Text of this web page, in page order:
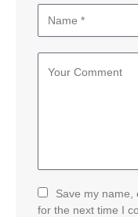
Save my name,
for the next time I